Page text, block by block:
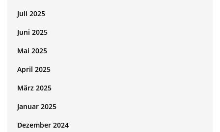
Juli 2025
Juni 2025
Mai 2025
April 2025
März 2025
Januar 2025
Dezember 2024